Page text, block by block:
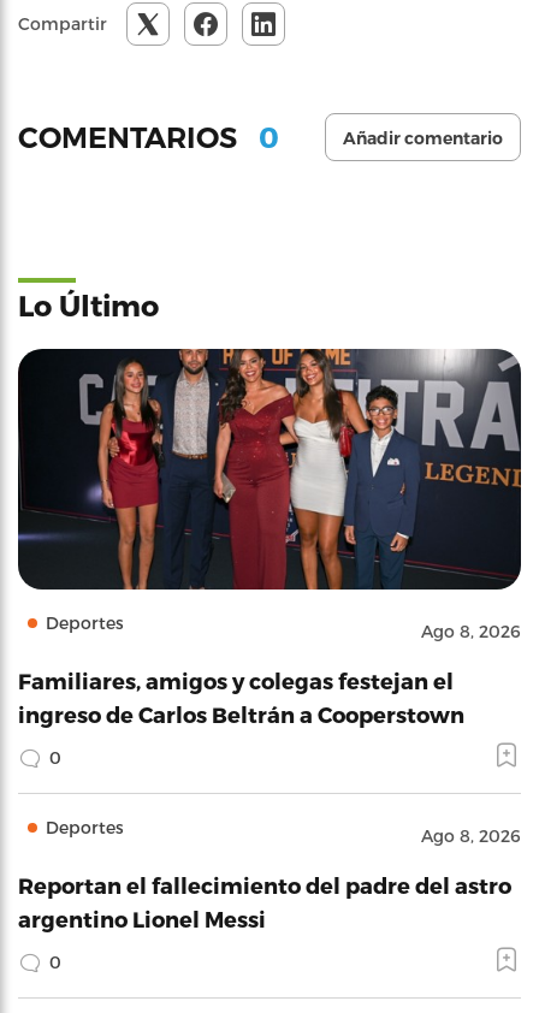
Compartir
COMENTARIOS 0 Añadir comentario
Lo Último
Deportes Ago 8, 2026
Familiares, amigos y colegas festejan el
ingreso de Carlos Beltrán a Cooperstown
0
Deportes Ago 8, 2026
Reportan el fallecimiento del padre del astro
argentino Lionel Messi
0